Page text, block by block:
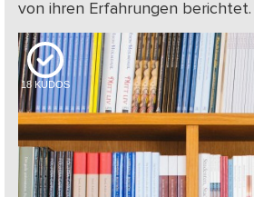
von ihren Erfahrungen berichtet.
18 KUDOS